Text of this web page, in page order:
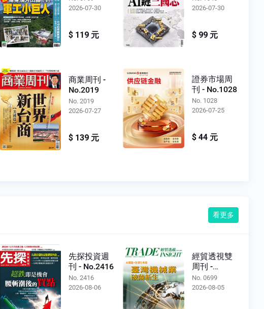
2026-07-30
$ 119 元
2026-07-30
$ 99 元
商業周刊 -
No.2019
No. 2019
2026-07-27
$ 139 元
證券市場周
刊 - No.1028
No. 1028
2026-07-25
$ 44 元
看更多
先探投資週
刊 - No.2416
No. 2416
2026-08-06
經貿透視雙
周刊 -
No.0699
No. 0699
2026-08-05